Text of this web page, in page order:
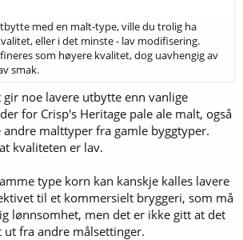
med en malt-type, ville du trolig ha
eller i det minste - lav modifisering.
som høyere kvalitet, dog uavhengig av
smak.
noe lavere utbytte enn vanlige
for Crisp's Heritage pale ale malt, også
malttyper fra gamle byggtyper.
kvaliteten er lav.
type korn kan kanskje kalles lavere
til et kommersielt bryggeri, som må
lønnsomhet, men det er ikke gitt at det
fra andre målsettinger.